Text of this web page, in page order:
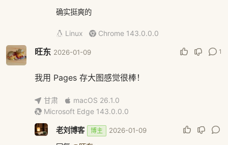
确实挺爽的
Linux Chrome 143.0.0.0
旺东 2026-01-09 1
我用 Pages 存大图感觉很棒！
甘肃
macOS 26.1.0
Microsoft Edge 143.0.0.0
老刘博客 博主 2026-01-09